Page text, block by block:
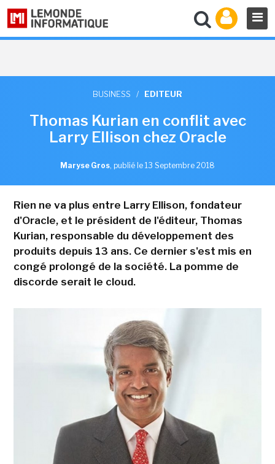
BUSINESS / EDITEUR
Thomas Kurian en conflit avec
Larry Ellison chez Oracle
Maryse Gros, publié le 13 Septembre 2018
Rien ne va plus entre Larry Ellison, fondateur
d'Oracle, et le président de l'éditeur, Thomas
Kurian, responsable du développement des
produits depuis 13 ans. Ce dernier s'est mis en
congé prolongé de la société. La pomme de
discorde serait le cloud.